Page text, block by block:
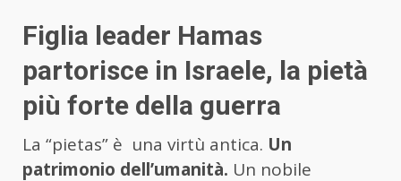
Figlia leader Hamas
partorisce in Israele, la pietà
più forte della guerra
La “pietas” è una virtù antica. Un
patrimonio dell’umanità. Un nobile